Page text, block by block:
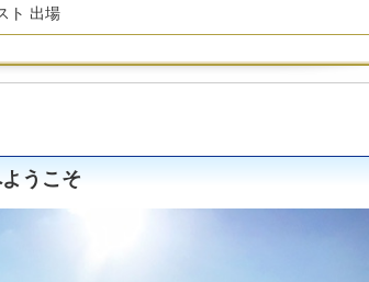
ト 出場
うこそ